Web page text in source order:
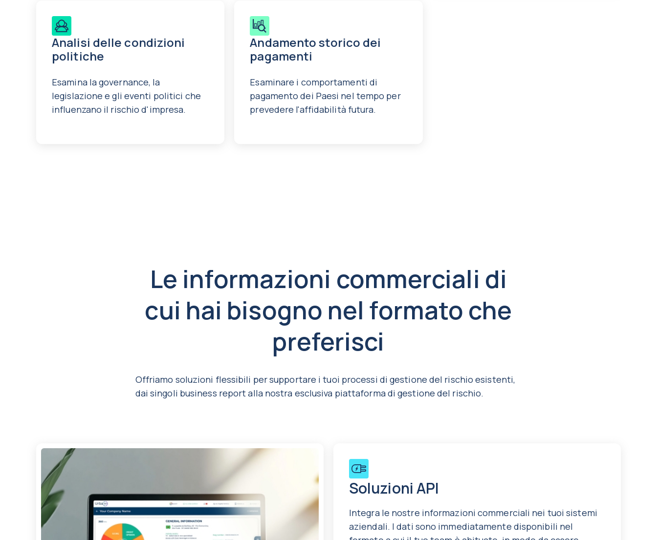
Analisi delle condizioni
politiche
Esamina la governance, la
legislazione e gli eventi politici che
influenzano il rischio d'impresa.
Andamento storico dei
pagamenti
Esaminare i comportamenti di
pagamento dei Paesi nel tempo per
prevedere l'affidabilità futura.
Le informazioni commerciali di
cui hai bisogno nel formato che
preferisci
Offriamo soluzioni flessibili per supportare i tuoi processi di gestione del rischio esistenti,
dai singoli business report alla nostra esclusiva piattaforma di gestione del rischio.
Soluzioni API
Integra le nostre informazioni commerciali nei tuoi sistemi
aziendali. I dati sono immediatamente disponibili nel